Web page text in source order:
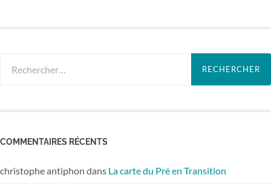
COMMENTAIRES RÉCENTS
christophe antiphon dans La carte du Pré en Transition